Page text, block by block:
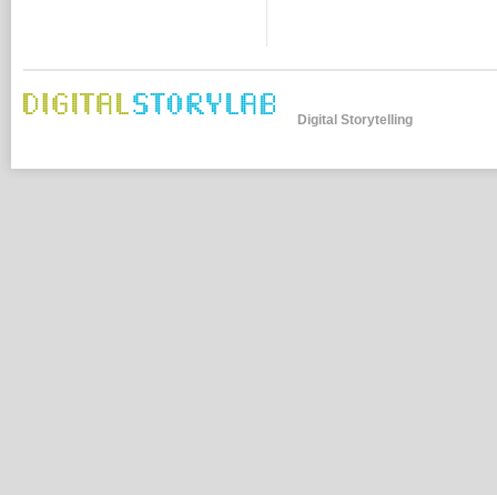
Digital Storytelling